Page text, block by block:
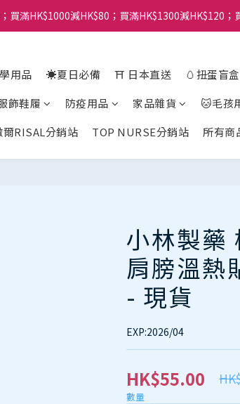
買滿HK$1000減HK$80；買滿HK$1300減HK$120；
用品 ☀️夏日必備 ⛩️ 日本直送
🥚扭蛋盲
飾鞋履 防疫用品 家品雜貨 🐱毛孩
RISAL分銷站 TOP NURSE分銷站 所有商
小林製藥
肩膀溫熱
- 現貨
EXP:2026/04
HK$55.00
數量